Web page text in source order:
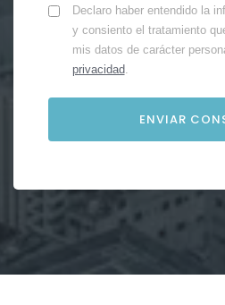
Declaro haber entendido la
y consiento el tratamiento
mis datos de carácter
privacidad.